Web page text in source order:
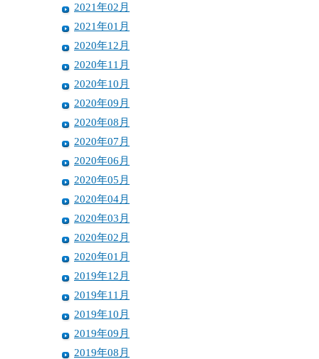
2021年02月
2021年01月
2020年12月
2020年11月
2020年10月
2020年09月
2020年08月
2020年07月
2020年06月
2020年05月
2020年04月
2020年03月
2020年02月
2020年01月
2019年12月
2019年11月
2019年10月
2019年09月
2019年08月